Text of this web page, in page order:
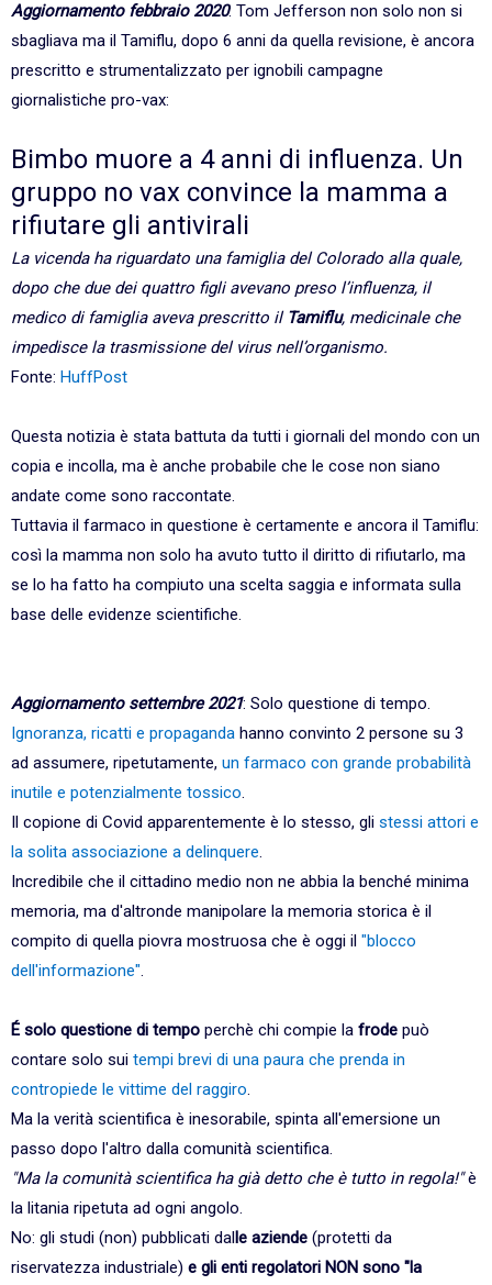
Aggiornamento febbraio 2020: Tom Jefferson non solo non si
sbagliava ma il Tamiflu, dopo 6 anni da quella revisione, è ancora
prescritto e strumentalizzato per ignobili campagne
giornalistiche pro-vax:
Bimbo muore a 4 anni di influenza. Un
gruppo no vax convince la mamma a
rifiutare gli antivirali
La vicenda ha riguardato una famiglia del Colorado alla quale,
dopo che due dei quattro figli avevano preso l’influenza, il
medico di famiglia aveva prescritto il Tamiflu, medicinale che
impedisce la trasmissione del virus nell’organismo.
Fonte: HuffPost
Questa notizia è stata battuta da tutti i giornali del mondo con un
copia e incolla, ma è anche probabile che le cose non siano
andate come sono raccontate.
Tuttavia il farmaco in questione è certamente e ancora il Tamiflu:
così la mamma non solo ha avuto tutto il diritto di rifiutarlo, ma
se lo ha fatto ha compiuto una scelta saggia e informata sulla
base delle evidenze scientifiche.
Aggiornamento settembre 2021: Solo questione di tempo.
Ignoranza, ricatti e propaganda hanno convinto 2 persone su 3
ad assumere, ripetutamente, un farmaco con grande probabilità
inutile e potenzialmente tossico.
Il copione di Covid apparentemente è lo stesso, gli stessi attori e
la solita associazione a delinquere.
Incredibile che il cittadino medio non ne abbia la benché minima
memoria, ma d'altronde manipolare la memoria storica è il
compito di quella piovra mostruosa che è oggi il "blocco
dell'informazione".
É solo questione di tempo perchè chi compie la frode può
contare solo sui tempi brevi di una paura che prenda in
contropiede le vittime del raggiro.
Ma la verità scientifica è inesorabile, spinta all'emersione un
passo dopo l'altro dalla comunità scientifica.
"Ma la comunità scientifica ha già detto che è tutto in regola!"è
la litania ripetuta ad ogni angolo.
No: gli studi (non) pubblicati dal le aziende (protetti da
riservatezza industriale) e gli enti regolatori NON sono "la